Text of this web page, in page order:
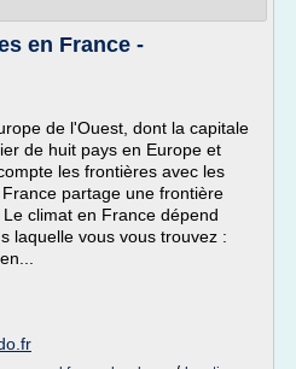
en France -
de l'Ouest, dont la capitale
de huit pays en Europe et
les frontières avec les
partage une frontière
climat en France dépend
laquelle vous vous trouvez :